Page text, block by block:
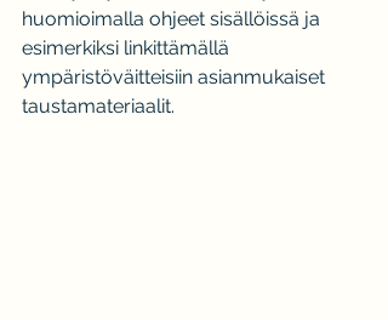
huomioimalla ohjeet sisällöissä ja
esimerkiksi linkittämällä
ympäristöväitteisiin asianmukaiset
taustamateriaalit.